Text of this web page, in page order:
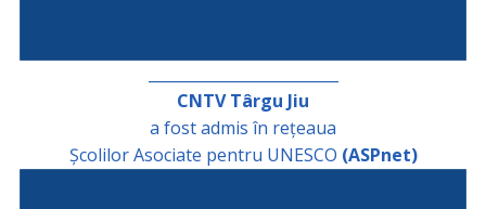
CNTV Târgu Jiu
a fost admis în rețeaua
Școlilor Asociate pentru UNESCO (ASPnet)